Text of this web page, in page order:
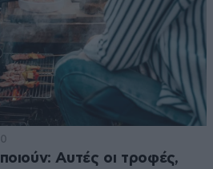
Αυτές οι τροφές,